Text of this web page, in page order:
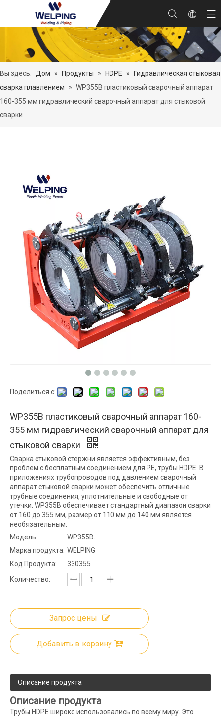
Вы здесь: Дом » Продукты » HDPE »
Гидравлическая стыковая
сварка плавлением
» WP355B пластиковый сварочный аппарат
160-355 мм гидравлический сварочный аппарат для стыковой
сварки
Поделиться с:
WP355B пластиковый сварочный аппарат 160-
355 мм гидравлический сварочный аппарат для
стыковой сварки
Сварка стыковой стержни является эффективным, без
проблем с бесплатным соединением для PE, трубы HDPE. В
приложениях трубопроводов под давлением сварочный
аппарат стыковой сварки может обеспечить отличные
трубные соединения, уплотнительные и свободные от
утечки. WP355B обеспечивает стандартный диапазон сварки
от 160 до 355 мм, размер от 110 мм до 140 мм является
необязательным.
Модель:
WP355B.
Марка продукта: WELPING
Код Продукта:
330355
Количество:
Запрос цены
Добавить в корзину
Описание продукта
Описание продукта
Трубы HDPE широко использовались по всему миру. Это